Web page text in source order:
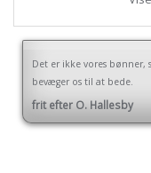
Det er ikke vores bønner,
bevæger os til at bede.
frit efter O. Hallesby